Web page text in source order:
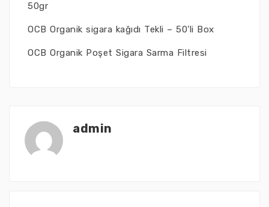
50gr
OCB Organik sigara kağıdı Tekli – 50’li Box
OCB Organik Poşet Sigara Sarma Filtresi
admin